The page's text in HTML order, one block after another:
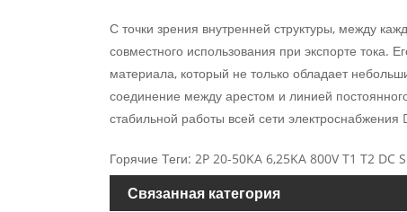
С точки зрения внутренней структуры, между
совместного использования при экспорте
материала, который не только обладает
соединение между арестом и линией
стабильной работы всей сети электроснабжения
Горячие Теги: 2P 20-50KA 6,25KA 800V T1 T2 DC
Связанная категория